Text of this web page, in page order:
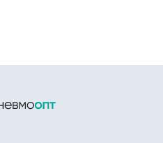
PUL выполняется по